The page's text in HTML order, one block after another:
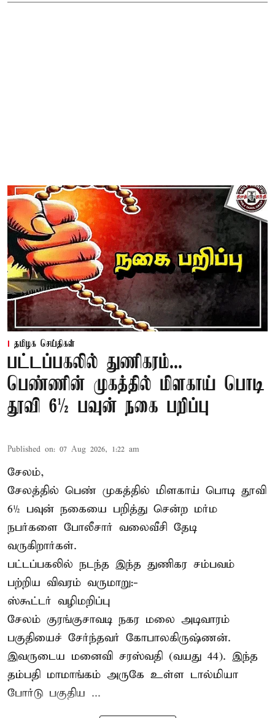
தமிழக செய்திகள்
பட்டப்பகலில் துணிகரம்...
பெண்ணின் முகத்தில் மிளகாய் பொடி
தூவி 6½ பவுன் நகை பறிப்பு
Published on: 07 Aug 2026, 1:22 am
சேலம்,
சேலத்தில் பெண் முகத்தில் மிளகாய் பொடி தூவி
6½ பவுன் நகையை பறித்து சென்ற மர்ம
நபர்களை போலீசார் வலைவீசி தேடி
வருகிறார்கள்.
பட்டப்பகலில் நடந்த இந்த துணிகர சம்பவம்
பற்றிய விவரம் வருமாறு:-
ஸ்கூட்டர் வழிமறிப்பு
சேலம் குரங்குசாவடி நகர மலை அடிவாரம்
பகுதியைச் சேர்ந்தவர் கோபாலகிருஷ்ணன்.
இவருடைய மனைவி சரஸ்வதி (வயது 44). இந்த
தம்பதி மாமாங்கம் அருகே உள்ள டால்மியா
போர்டு பகுதிய ...